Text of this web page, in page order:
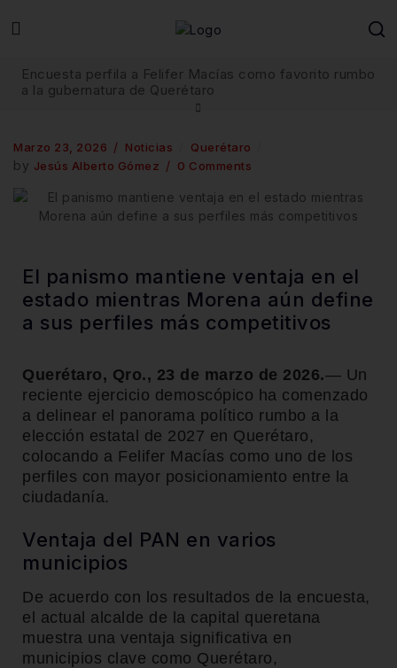
Encuesta perfila a Felifer Macías como favorito rumbo
a la gubernatura de Querétaro
Marzo 23, 2026 Noticias Querétaro
by Jesús Alberto Gómez 0 Comments
El panismo mantiene ventaja en el
estado mientras Morena aún define
a sus perfiles más competitivos
Querétaro, Qro., 23 de marzo de 2026.— Un
reciente ejercicio demoscópico ha comenzado
a delinear el panorama político rumbo a la
elección estatal de 2027 en Querétaro,
colocando a Felifer Macías como uno de los
perfiles con mayor posicionamiento entre la
ciudadanía.
Ventaja del PAN en varios
municipios
De acuerdo con los resultados de la encuesta,
el actual alcalde de la capital queretana
muestra una ventaja significativa en
municipios clave como Querétaro,